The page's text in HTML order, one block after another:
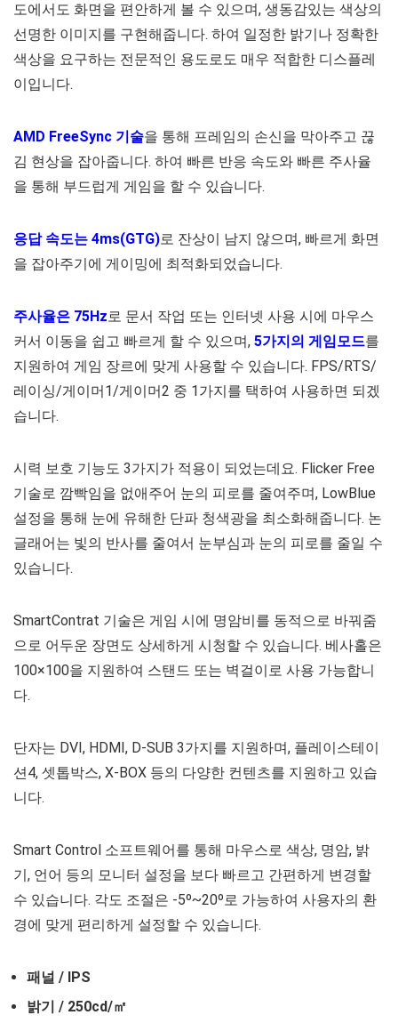
도에서도 화면을 편안하게 볼 수 있으며, 생동감있는 색상의
선명한 이미지를 구현해줍니다. 하여 일정한 밝기나 정확한
색상을 요구하는 전문적인 용도로도 매우 적합한 디스플레
이입니다.
AMD FreeSync 기술을 통해 프레임의 손신을 막아주고 끊
김 현상을 잡아줍니다. 하여 빠른 반응 속도와 빠른 주사율
을 통해 부드럽게 게임을 할 수 있습니다.
응답 속도는 4ms(GTG)로 잔상이 남지 않으며, 빠르게 화면
을 잡아주기에 게이밍에 최적화되었습니다.
주사율은 75Hz로 문서 작업 또는 인터넷 사용 시에 마우스
커서 이동을 쉽고 빠르게 할 수 있으며, 5가지의 게임모드를
지원하여 게임 장르에 맞게 사용할 수 있습니다. FPS/RTS/
레이싱/게이머1/게이머2 중 1가지를 택하여 사용하면 되겠
습니다.
시력 보호 기능도 3가지가 적용이 되었는데요. Flicker Free
기술로 깜빡임을 없애주어 눈의 피로를 줄여주며, LowBlue
설정을 통해 눈에 유해한 단파 청색광을 최소화해줍니다. 논
글래어는 빛의 반사를 줄여서 눈부심과 눈의 피로를 줄일 수
있습니다.
SmartContrat 기술은 게임 시에 명암비를 동적으로 바꿔줌
으로 어두운 장면도 상세하게 시청할 수 있습니다. 베사홀은
100×100을 지원하여 스탠드 또는 벽걸이로 사용 가능합니
다.
단자는 DVI, HDMI, D-SUB 3가지를 지원하며, 플레이스테이
션4, 셋톱박스, X-BOX 등의 다양한 컨텐츠를 지원하고 있습
니다.
Smart Control 소프트웨어를 통해 마우스로 색상, 명암, 밝
기, 언어 등의 모니터 설정을 보다 빠르고 간편하게 변경할
수 있습니다. 각도 조절은 -5º~20º로 가능하여 사용자의 환
경에 맞게 편리하게 설정할 수 있습니다.
패널 / IPS
밝기 / 250cd/㎡